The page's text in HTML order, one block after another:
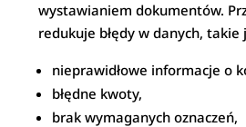
wystawianiem dokumentów.
redukuje błędy w danych, takie
nieprawidłowe informacje o
błędne kwoty,
brak wymaganych oznaczeń,